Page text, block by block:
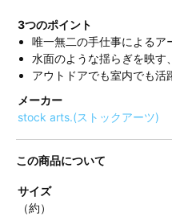
3つのポイント
唯一無二の手仕事によるア
水面のような揺らぎを映す
アウトドアでも室内でも活
メーカー
stock arts.(ストックアーツ)
この商品について
サイズ
（約）